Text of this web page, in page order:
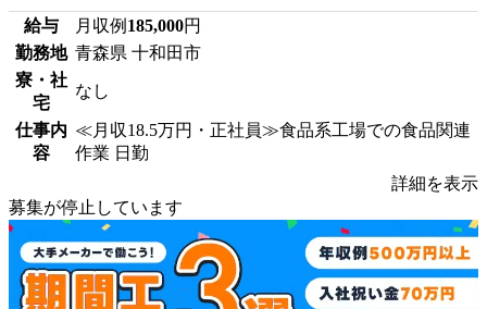
給与 月収例 185,000円
勤務地 青森県 十和田市
寮・社
宅
なし
仕事内
容
≪月収18.5万円・正社員≫食品系工場での食品関連
作業 日勤
詳細を表示
募集が停止しています